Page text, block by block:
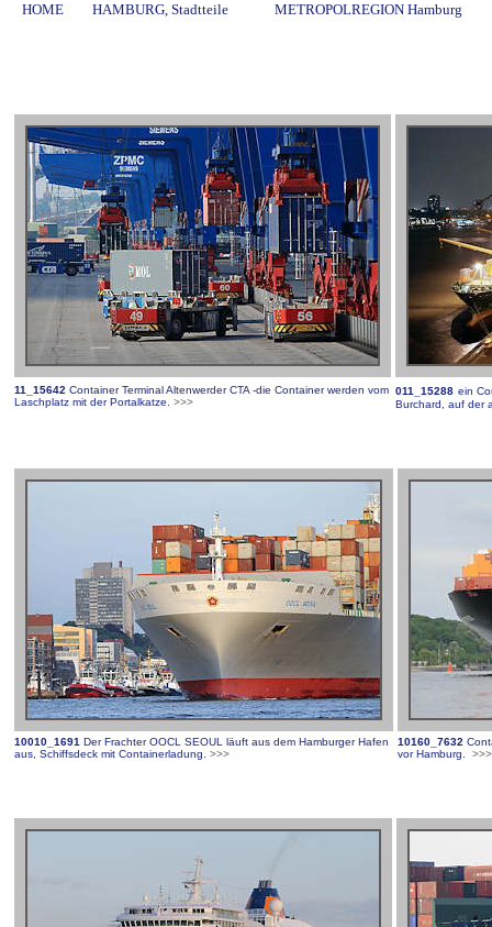
HOME HAMBURG, Stadtteile METROPOLREGION Hamburg
11_15642 Container Terminal Altenwerder CTA -die Container werden vom
Laschplatz mit der Portalkatze
>>>
011_15288 ein
Burchard, auf der
10010_1691 Der Frachter OOCL SEOUL läuft aus dem Hamburger Hafen
aus, Schiffsdeck mit Containerladung.
>>>
10160_7632
vor Hamburg.
>>>